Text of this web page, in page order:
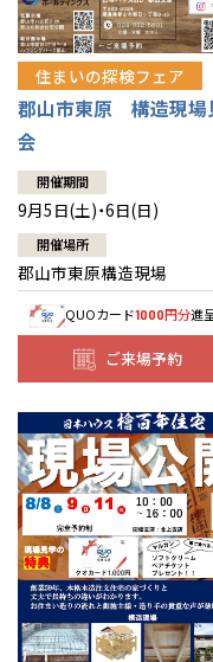
住まいの探検フェア
郡山市東原 構造現場
会
開催期間
9月5日(土)・6日(日)
開催場所
郡山市東原構造現場
QUOカード1000円分進
ご来場予約